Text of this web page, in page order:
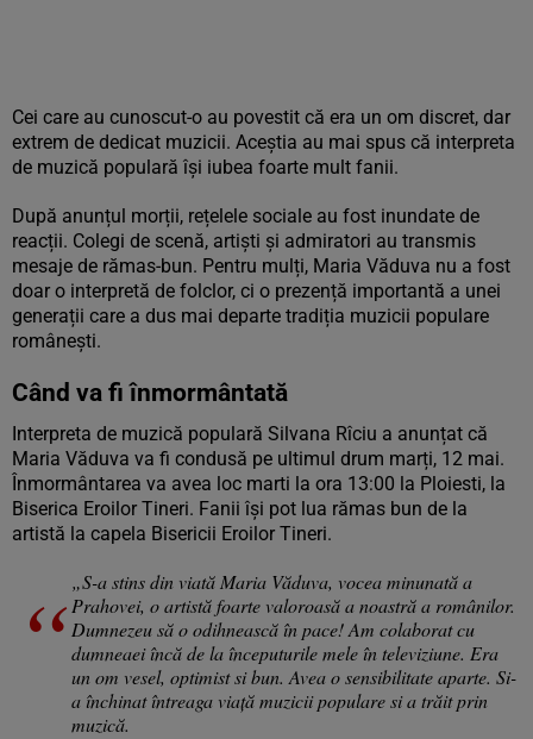
Cei care au cunoscut-o au povestit că era un om discret, dar
extrem de dedicat muzicii. Aceștia au mai spus că interpreta
de muzică populară își iubea foarte mult fanii.
După anunțul morții, rețelele sociale au fost inundate de
reacții. Colegi de scenă, artiști și admiratori au transmis
mesaje de rămas-bun. Pentru mulți, Maria Văduva nu a fost
doar o interpretă de folclor, ci o prezență importantă a unei
generații care a dus mai departe tradiția muzicii populare
românești.
Când va fi înmormântată
Interpreta de muzică populară Silvana Rîciu a anunțat că
Maria Văduva va fi condusă pe ultimul drum marți, 12 mai.
Înmormântarea va avea loc marti la ora 13:00 la Ploiesti, la
Biserica Eroilor Tineri. Fanii își pot lua rămas bun de la
artistă la capela Bisericii Eroilor Tineri.
„S-a stins din viată Maria Văduva, vocea minunată a
Prahovei, o artistă foarte valoroasă a noastră a românilor.
Dumnezeu să o odihnească în pace! Am colaborat cu
dumneaei încă de la începuturile mele în televiziune. Era
un om vesel, optimist si bun. Avea o sensibilitate aparte. Si-
a închinat întreaga viață muzicii populare si a trăit prin
muzică.